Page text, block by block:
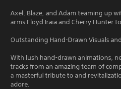
Axel, Blaze, and Adam teaming up
arms Floyd Iraia and Cherry Hunter
Outstanding Hand-Drawn Visuals
With lush hand-drawn animations,
tracks from an amazing team of
a masterful tribute to and
adore.